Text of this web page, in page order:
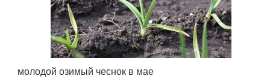
молодой озимый чеснок в мае